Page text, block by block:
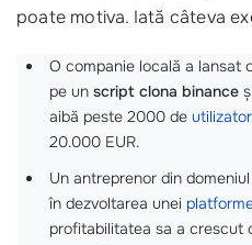
poate motiva. Iată câteva
O companie locală a lansat
pe un script clona binance
aibă peste 2000 de
20.000 EUR.
Un antreprenor din
în dezvoltarea unei
profitabilitatea sa a crescut